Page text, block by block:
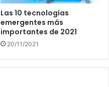
Las 10 tecnologías
emergentes más
importantes de 2021
20/11/2021